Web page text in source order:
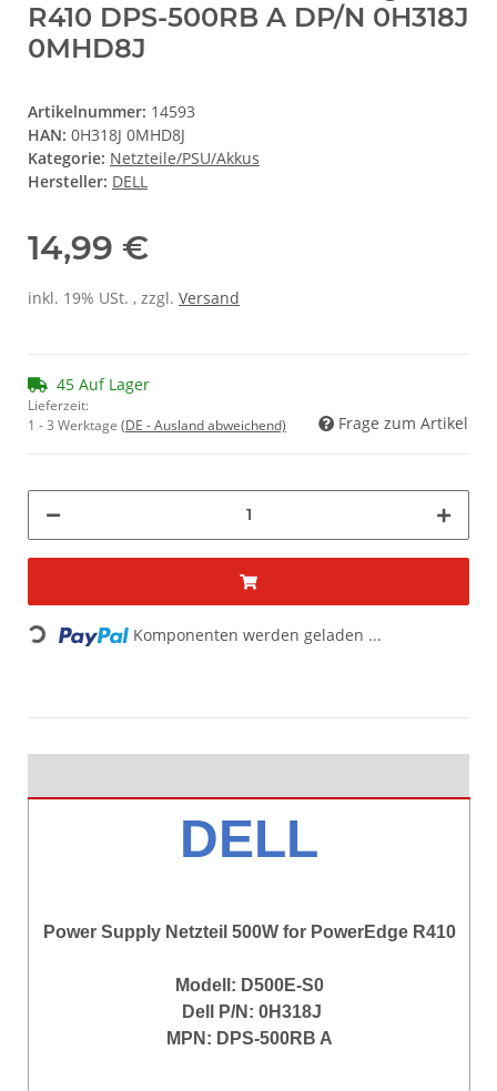
R410 DPS-500RB A DP/N 0H318J
0MHD8J
Artikelnummer: 14593
HAN: 0H318J 0MHD8J
Kategorie: Netzteile/PSU/Akkus
Hersteller: DELL
14,99 €
inkl. 19% USt. , zzgl. Versand
45 Auf Lager
Lieferzeit:
1 - 3 Werktage (DE - Ausland abweichend) Frage zum Artikel
Loading... Komponenten werden geladen ...
DELL
Power Supply Netzteil 500W for PowerEdge R410
Modell: D500E-S0
Dell P/N: 0H318J
MPN: DPS-500RB A